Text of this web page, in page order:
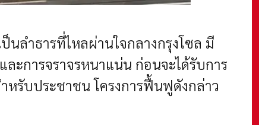
ป็นลำธารที่ไหลผ่านใจกลางกรุงโซล มี
ะการจราจรหนาแน่น ก่อนจะได้รับการ
รับประชาชน โครงการฟื้นฟูดังกล่าว